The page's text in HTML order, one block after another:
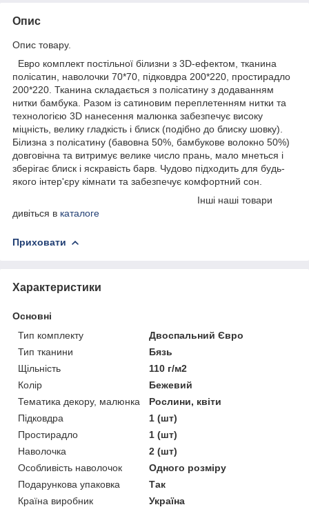
Опис
Опис товару.
Евро комплект постільної білизни з 3D-ефектом, тканина
полісатин, наволочки 70*70, підковдра 200*220, простирадло
200*220. Тканина складається з полісатину з додаванням
нитки бамбука. Разом із сатиновим переплетенням нитки та
технологією 3D нанесення малюнка забезпечує високу
міцність, велику гладкість і блиск (подібно до блиску шовку).
Білизна з полісатину (бавовна 50%, бамбукове волокно 50%)
довговічна та витримує велике число прань, мало мнеться і
зберігає блиск і яскравість барв. Чудово підходить для будь-
якого інтер'єру кімнати та забезпечує комфортний сон.
Інші наші товари
дивіться в каталоге
Приховати
Характеристики
Основні
Тип комплекту
Двоспальний Євро
Тип тканини
Бязь
Щільність
110 г/м2
Колір
Бежевий
Тематика декору, малюнка
Рослини, квіти
Підковдра
1 (шт)
Простирадло
1 (шт)
Наволочка
2 (шт)
Особливість наволочок
Одного розміру
Подарункова упаковка
Так
Країна виробник
Україна